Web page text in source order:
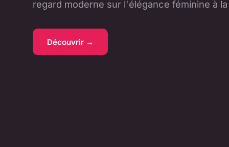
regard moderne sur l'élégance féminine à
Découvrir →